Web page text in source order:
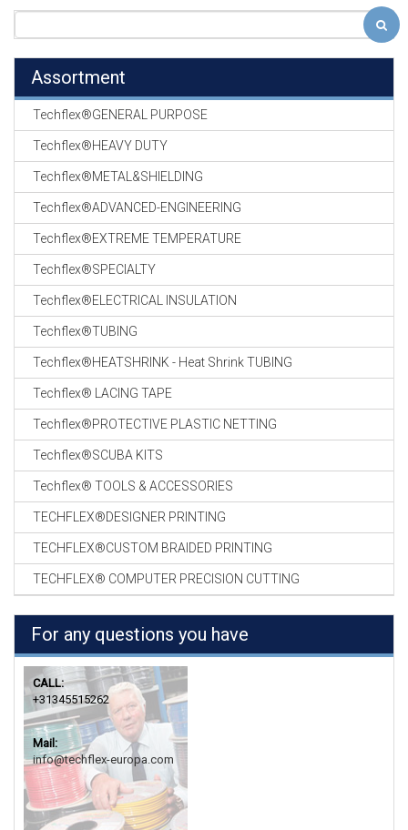
Assortment
Techflex®GENERAL PURPOSE
Techflex®HEAVY DUTY
Techflex®METAL&SHIELDING
Techflex®ADVANCED-ENGINEERING
Techflex®EXTREME TEMPERATURE
Techflex®SPECIALTY
Techflex®ELECTRICAL INSULATION
Techflex®TUBING
Techflex®HEATSHRINK - Heat Shrink TUBING
Techflex® LACING TAPE
Techflex®PROTECTIVE PLASTIC NETTING
Techflex®SCUBA KITS
Techflex® TOOLS & ACCESSORIES
TECHFLEX®DESIGNER PRINTING
TECHFLEX®CUSTOM BRAIDED PRINTING
TECHFLEX® COMPUTER PRECISION CUTTING
For any questions you have
CALL:
+31345515262
Mail:
info@techflex-europa.com